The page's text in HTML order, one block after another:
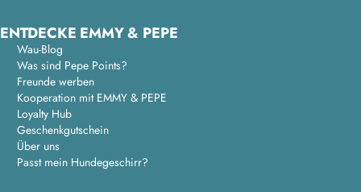
ENTDECKE EMMY & PEPE
Wau-Blog
Was sind Pepe Points?
Freunde werben
Kooperation mit EMMY & PEPE
Loyalty Hub
Geschenkgutschein
Über uns
Passt mein Hundegeschirr?